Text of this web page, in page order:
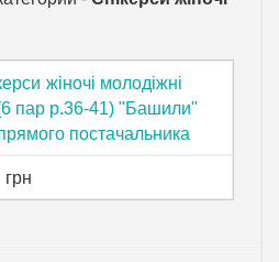
жіночі молодіжні
пар р.36-41) "Башили"
постачальника
грн